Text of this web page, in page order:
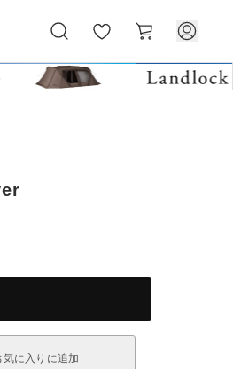
気
に
ー
ト
気に入りに追加